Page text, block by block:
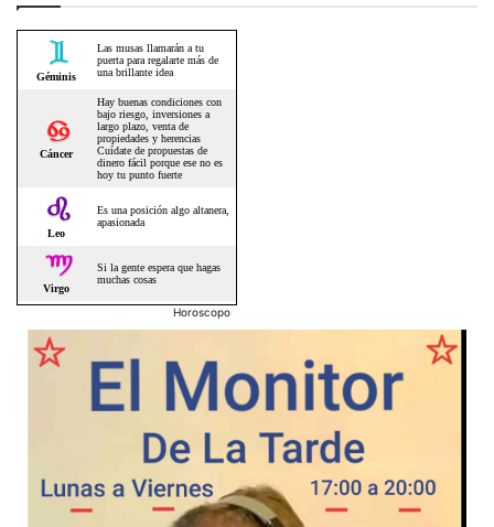
Horoscopo